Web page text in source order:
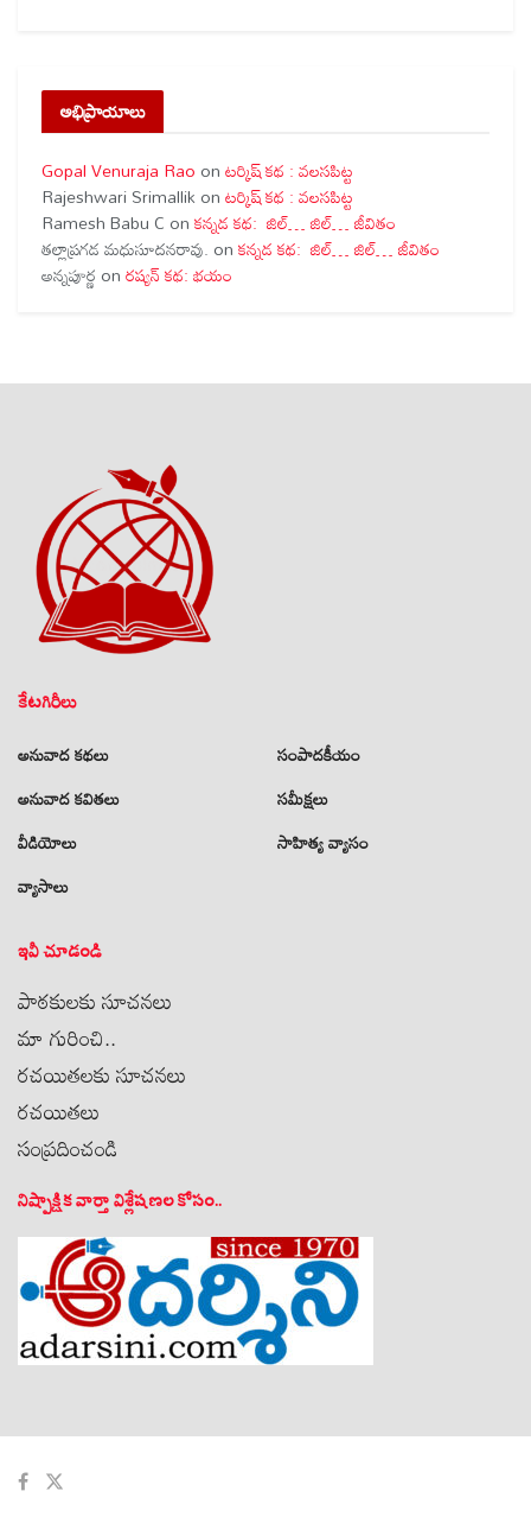
అభిప్రాయాలు
Gopal Venuraja Rao onటర్కిష్ కథ : వలసపిట్ట
Rajeshwari Srimallik onటర్కిష్ కథ : వలసపిట్ట
Ramesh Babu C onకన్నడ కథ: జిల్… జిల్… జీవితం
తల్లాప్రగడ మధుసూదనరావు. onకన్నడ కథ: జిల్… జిల్… జీవితం
అన్నపూర్ణ onరష్యన్ కథ: భయం
కేటగిరీలు
అనువాద కథలు
అనువాద కవితలు
వీడియోలు
వ్యాసాలు
సంపాదకీయం
సమీక్షలు
సాహిత్య వ్యాసం
ఇవీ చూడండి
పాఠకులకు సూచనలు
మా గురించి..
రచయితలకు సూచనలు
రచయితలు
సంప్రదించండి
నిష్పాక్షిక వార్తా విశ్లేషణల కోసం..